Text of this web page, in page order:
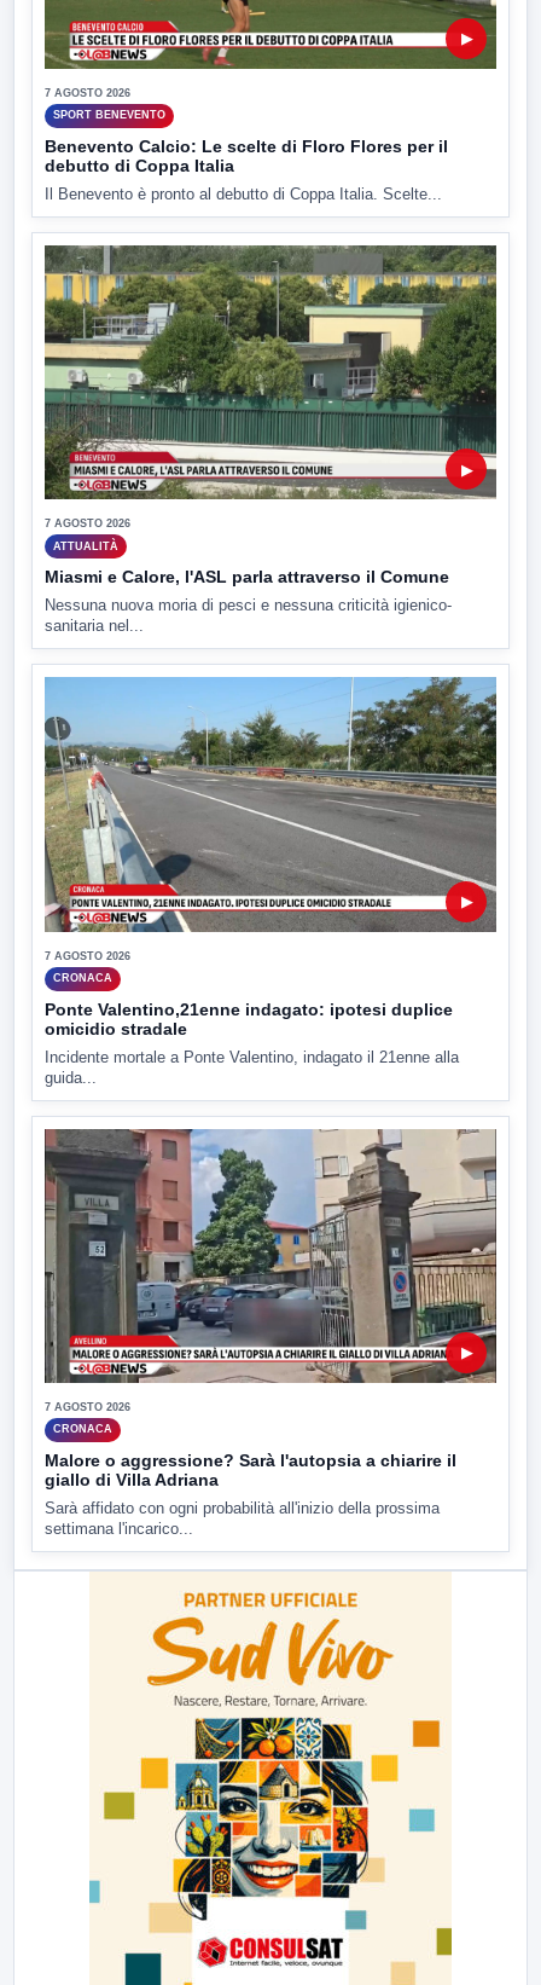
▶
7 AGOSTO 2026
SPORT BENEVENTO
Benevento Calcio: Le scelte di Floro Flores per il
debutto di Coppa Italia
Il Benevento è pronto al debutto di Coppa Italia. Scelte...
▶
7 AGOSTO 2026
ATTUALITÀ
Miasmi e Calore, l'ASL parla attraverso il Comune
Nessuna nuova moria di pesci e nessuna criticità igienico-
sanitaria nel...
▶
7 AGOSTO 2026
CRONACA
Ponte Valentino,21enne indagato: ipotesi duplice
omicidio stradale
Incidente mortale a Ponte Valentino, indagato il 21enne alla
guida...
▶
7 AGOSTO 2026
CRONACA
Malore o aggressione? Sarà l'autopsia a chiarire il
giallo di Villa Adriana
Sarà affidato con ogni probabilità all'inizio della prossima
settimana l'incarico...